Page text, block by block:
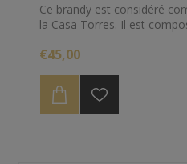
Ce brandy est considéré
la Casa Torres. Il est
suite d'un processus de
Limousin. Il reste en
la première année.
€45,00